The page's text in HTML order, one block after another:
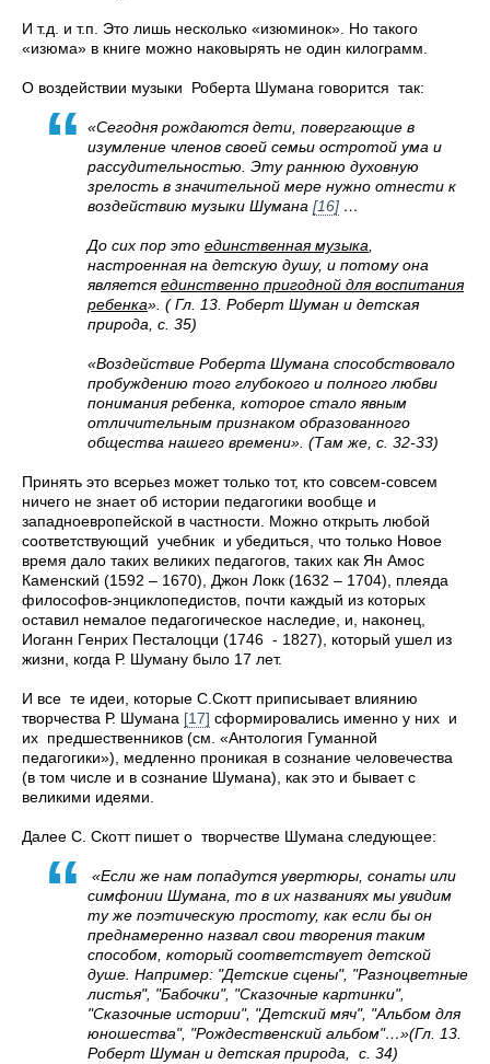
И т.д. и т.п. Это лишь несколько «изюминок». Но такого
«изюма» в книге можно наковырять не один килограмм.
О воздействии музыки Роберта Шумана говорится так:
«Сегодня рождаются дети, повергающие в
изумление членов своей семьи остротой ума и
рассудительностью. Эту раннюю духовную
зрелость в значительной мере нужно отнести к
воздействию музыки Шумана [16] …
До сих пор это единственная музыка
настроенная на детскую душу, и потому она
являетсяединственно пригодной для воспитания
ребенка». ( Гл. 13. Роберт Шуман и детская
природа, с. 35)
«Воздействие Роберта Шумана способствовало
пробуждению того глубокого и полного любви
понимания ребенка, которое стало явным
отличительным признаком образованного
общества нашего времени». (Там же, с. 32-33)
Принять это всерьез может только тот, кто совсем-совсем
ничего не знает об истории педагогики вообще и
западноевропейской в частности. Можно открыть любой
соответствующий учебник и убедиться, что только Новое
время дало таких великих педагогов, таких как Ян Амос
Каменский (1592 – 1670), Джон Локк (1632 – 1704), плеяда
философов-энциклопедистов, почти каждый из которых
оставил немалое педагогическое наследие, и, наконец,
Иоганн Генрих Песталоцци (1746 - 1827), который ушел из
жизни, когда Р. Шуману было 17 лет.
И все те идеи, которые С.Скотт приписывает влиянию
творчества Р. Шумана [17] сформировались именно у них и
их предшественников (см. «Антология Гуманной
педагогики»), медленно проникая в сознание человечества
(в том числе и в сознание Шумана), как это и бывает с
великими идеями.
Далее С. Скотт пишет о творчестве Шумана следующее:
«Если же нам попадутся увертюры, сонаты или
симфонии Шумана, то в их названиях мы увидим
ту же поэтическую простоту, как если бы он
преднамеренно назвал свои творения таким
способом, который соответствует детской
душе. Например: "Детские сцены", "Разноцветные
листья", "Бабочки", "Сказочные картинки",
"Сказочные истории", "Детский мяч", "Альбом для
юношества", "Рождественский альбом"…»(Гл. 13.
Роберт Шуман и детская природа, с. 34)